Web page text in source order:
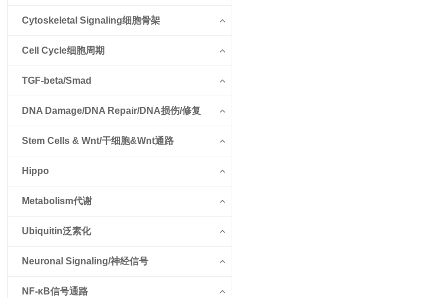
Cytoskeletal Signaling细胞骨架
Cell Cycle细胞周期
TGF-beta/Smad
DNA Damage/DNA Repair/DNA损伤/修复
Stem Cells & Wnt/干细胞&Wnt通路
Hippo
Metabolism代谢
Ubiquitin泛素化
Neuronal Signaling/神经信号
NF-κB信号通路